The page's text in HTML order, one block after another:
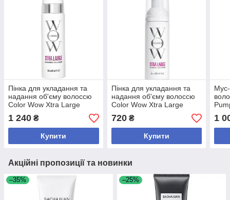
Пінка для укладання та
надання об'єму волоссю
Color Wow Xtra Large
Bombshell Volumizer 200
мл
1 240 ₴
Купити
Пінка для укладання та
надання об'єму волоссю
Color Wow Xtra Large
Bombshell Volumizer 50 мл
720₴
Купити
1
Акційні пропозиції та новинки
–35% –25%